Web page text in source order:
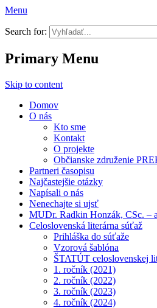
Menu
Prekroč svoj tieň
Search for:
Primary Menu
Skip to content
Domov
O nás
Kto sme
Kontakt
O projekte
Občianske združenie
Partneri časopisu
Najčastejšie otázky
Napísali o nás
Nenechajte si ujsť
MUDr. Radkin Honzák, CSc. –
Celoslovenská literárna súťaž
Prihláška do súťaže
Vzorová šablóna
ŠTATÚT celoslovenskej
1. ročník (2021)
2. ročník (2022)
3. ročník (2023)
4. ročník (2024)